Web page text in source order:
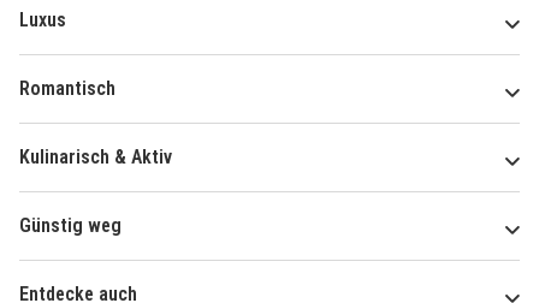
Luxus
Romantisch
Kulinarisch & Aktiv
Günstig weg
Entdecke auch